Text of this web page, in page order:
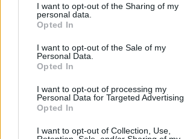
I want to opt-out of the Sharing of my
personal data.
Opted In
I want to opt-out of the Sale of my
Personal Data.
Opted In
I want to opt-out of processing my
Personal Data for Targeted Advertising.
Opted In
I want to opt-out of Collection, Use,
La Felguera - Langreo (Asturias)
Ver más